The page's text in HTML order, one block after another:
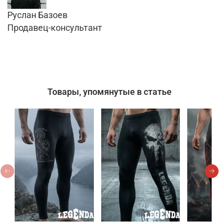
Руслан Базоев
Продавец-консультант
Товары, упомянутые в статье